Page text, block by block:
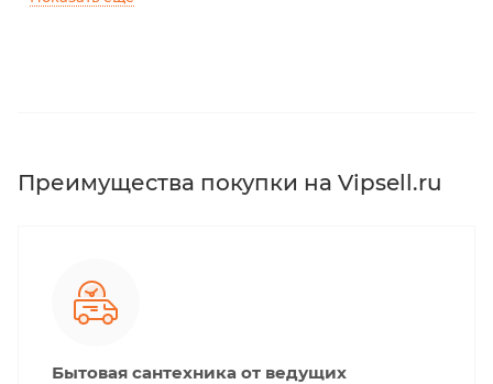
Преимущества покупки на Vipsell.ru
Бытовая сантехника от ведущих